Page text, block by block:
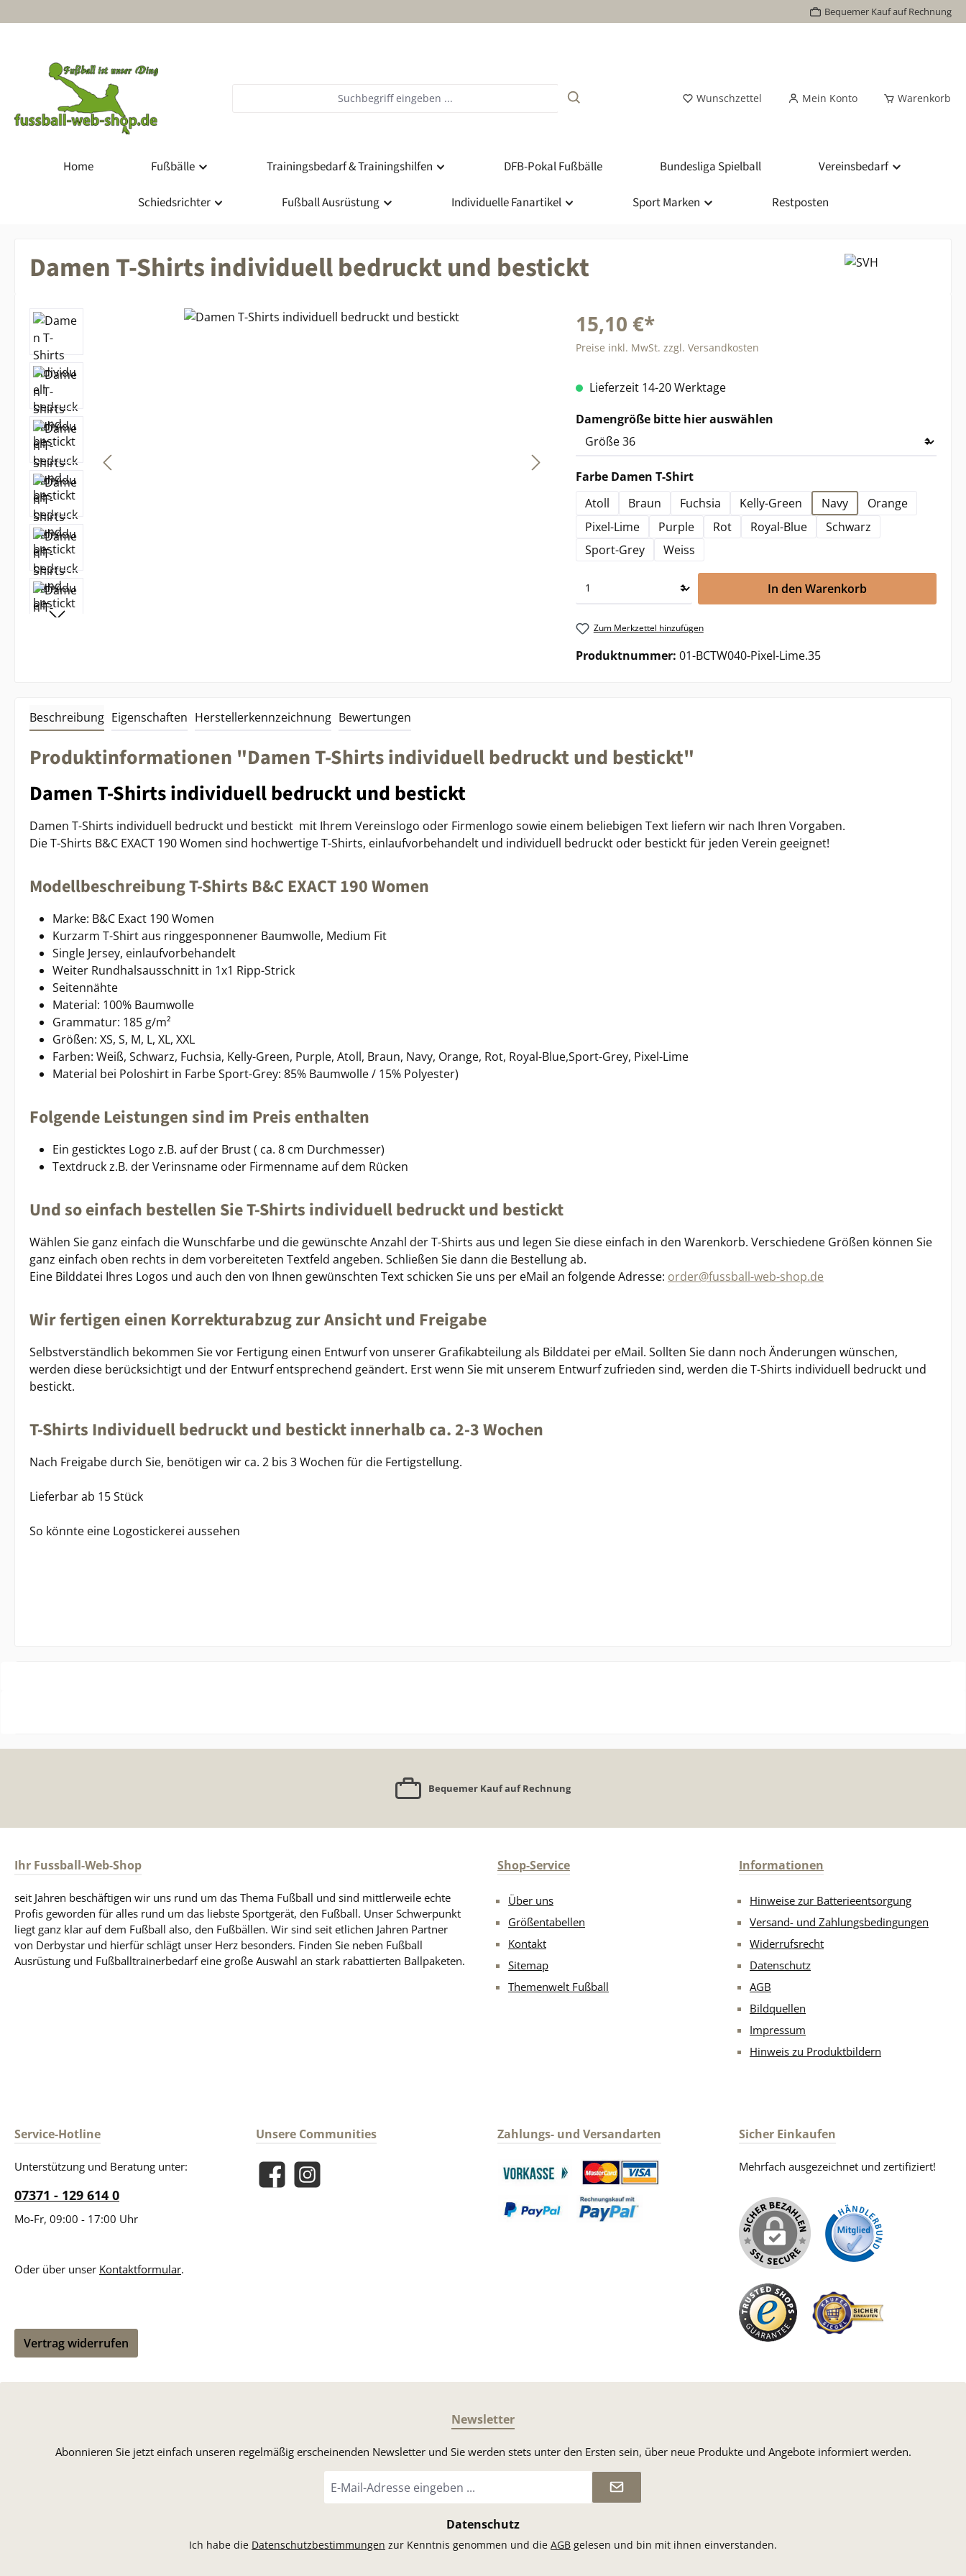
Bequemer Kauf auf Rechnung
Wunschzettel Mein Konto Warenkorb
Home Fußbälle Trainingsbedarf & Trainingshilfen DFB-Pokal Fußbälle Bundesliga Spielball Vereinsbedarf
Schiedsrichter Fußball Ausrüstung Individuelle Fanartikel Sport Marken Restposten
Damen T-Shirts individuell bedruckt und bestickt
Bildergalerie überspringen 15,10 €*
Preise inkl. MwSt. zzgl. Versandkosten
Lieferzeit 14-20 Werktage
Damengröße bitte hier auswählenauswählen
Farbe Damen T-Shirtauswählen
Atoll
Braun Fuchsia Kelly-Green Navy
Orange
Pixel-Lime
Purple Rot Royal-Blue
Schwarz
Sport-Grey
Weiss
In den Warenkorb
Zum Merkzettel hinzufügen
Produktnummer: 01-BCTW040-Pixel-Lime.35
Beschreibung Eigenschaften Herstellerkennzeichnung Bewertungen
Produktinformationen "Damen T-Shirts individuell bedruckt und bestickt"
Damen T-Shirts individuell bedruckt und bestickt
Damen T-Shirts individuell bedruckt und bestickt mit Ihrem Vereinslogo oder Firmenlogo sowie einem beliebigen Text liefern wir nach Ihren Vorgaben.
Die T-Shirts B&C EXACT 190 Women sind hochwertige T-Shirts, einlaufvorbehandelt und individuell bedruckt oder bestickt für jeden Verein geeignet!
Modellbeschreibung T-Shirts B&C EXACT 190 Women
Marke: B&C Exact 190 Women
Kurzarm T-Shirt aus ringgesponnener Baumwolle, Medium Fit
Single Jersey, einlaufvorbehandelt
Weiter Rundhalsausschnitt in 1x1 Ripp-Strick
Seitennähte
Material: 100% Baumwolle
Grammatur: 185 g/m²
Größen: XS, S, M, L, XL, XXL
Farben: Weiß, Schwarz, Fuchsia, Kelly-Green, Purple, Atoll, Braun, Navy, Orange, Rot, Royal-Blue,Sport-Grey, Pixel-Lime
Material bei Poloshirt in Farbe Sport-Grey: 85% Baumwolle / 15% Polyester)
Folgende Leistungen sind im Preis enthalten
Ein gesticktes Logo z.B. auf der Brust ( ca. 8 cm Durchmesser)
Textdruck z.B. der Verinsname oder Firmenname auf dem Rücken
Und so einfach bestellen Sie T-Shirts individuell bedruckt und bestickt
Wählen Sie ganz einfach die Wunschfarbe und die gewünschte Anzahl der T-Shirts aus und legen Sie diese einfach in den Warenkorb. Verschiedene Größen können Sie
ganz einfach oben rechts in dem vorbereiteten Textfeld angeben. Schließen Sie dann die Bestellung ab.
Eine Bilddatei Ihres Logos und auch den von Ihnen gewünschten Text schicken Sie uns per eMail an folgende Adresse: order@fussball-web-shop.de
Wir fertigen einen Korrekturabzug zur Ansicht und Freigabe
Selbstverständlich bekommen Sie vor Fertigung einen Entwurf von unserer Grafikabteilung als Bilddatei per eMail. Sollten Sie dann noch Änderungen wünschen,
werden diese berücksichtigt und der Entwurf entsprechend geändert. Erst wenn Sie mit unserem Entwurf zufrieden sind, werden die T-Shirts individuell bedruckt und
bestickt.
T-Shirts Individuell bedruckt und bestickt innerhalb ca. 2-3 Wochen
Nach Freigabe durch Sie, benötigen wir ca. 2 bis 3 Wochen für die Fertigstellung.
Lieferbar ab 15 Stück
So könnte eine Logostickerei aussehen
Bequemer Kauf auf Rechnung
Ihr Fussball-Web-Shop
seit Jahren beschäftigen wir uns rund um das Thema Fußball und sind mittlerweile echte
Profis geworden für alles rund um das liebste Sportgerät, den Fußball. Unser Schwerpunkt
liegt ganz klar auf dem Fußball also, den Fußbällen. Wir sind seit etlichen Jahren Partner
von Derbystar und hierfür schlägt unser Herz besonders. Finden Sie neben Fußball
Ausrüstung und Fußballtrainerbedarf eine große Auswahl an stark rabattierten Ballpaketen.
Shop-Service
Über uns
Größentabellen
Kontakt
Sitemap
Themenwelt Fußball
Informationen
Hinweise zur Batterieentsorgung
Versand- und Zahlungsbedingungen
Widerrufsrecht
Datenschutz
AGB
Bildquellen
Impressum
Hinweis zu Produktbildern
Service-Hotline
Unterstützung und Beratung unter:
07371 - 129 614 0
Mo-Fr, 09:00 - 17:00 Uhr
Oder über unser Kontaktformular.
Vertrag widerrufen
Unsere Communities
FacebookInstagram
Zahlungs- und Versandarten
Benutzerdefiniertes Bild 1Benutzerdefiniertes Bild 2
Sicher Einkaufen
Mehrfach ausgezeichnet und zertifiziert!
Newsletter
Abonnieren Sie jetzt einfach unseren regelmäßig erscheinenden Newsletter und Sie werden stets unter den Ersten sein, über neue Produkte und Angebote informiert werden.
Mail-
Adresse
Datenschutz
Ich habe die Datenschutzbestimmungen zur Kenntnis genommen und die AGB gelesen und bin mit ihnen einverstanden.